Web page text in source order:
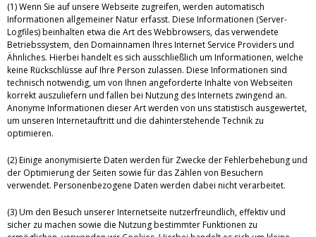
(1) Wenn Sie auf unsere Webseite zugreifen, werden automatisch
Informationen allgemeiner Natur erfasst. Diese Informationen (Server-
Logfiles) beinhalten etwa die Art des Webbrowsers, das verwendete
Betriebssystem, den Domainnamen Ihres Internet Service Providers und
Ähnliches. Hierbei handelt es sich ausschließlich um Informationen, welche
keine Rückschlüsse auf Ihre Person zulassen. Diese Informationen sind
technisch notwendig, um von Ihnen angeforderte Inhalte von Webseiten
korrekt auszuliefern und fallen bei Nutzung des Internets zwingend an.
Anonyme Informationen dieser Art werden von uns statistisch ausgewertet,
um unseren Internetauftritt und die dahinterstehende Technik zu
optimieren.
(2) Einige anonymisierte Daten werden für Zwecke der Fehlerbehebung und
der Optimierung der Seiten sowie für das Zählen von Besuchern
verwendet. Personenbezogene Daten werden dabei nicht verarbeitet.
(3) Um den Besuch unserer Internetseite nutzerfreundlich, effektiv und
sicher zu machen sowie die Nutzung bestimmter Funktionen zu